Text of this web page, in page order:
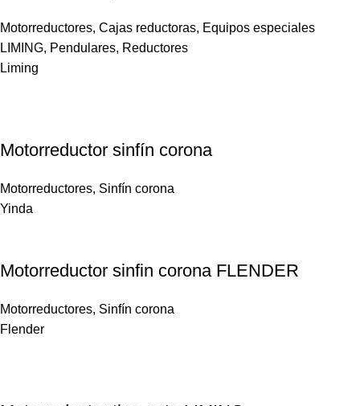
Motorreductores, Cajas reductoras, Equipos especiales
LIMING, Pendulares, Reductores
Liming
Motorreductor sinfín corona
Motorreductores, Sinfín corona
Yinda
Motorreductor sinfin corona FLENDER
Motorreductores, Sinfín corona
Flender